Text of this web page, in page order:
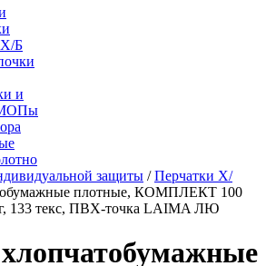
Х/Б
и
защиты /Перчатки Х/
плотные, КОМПЛЕКТ 100
133 текс, ПВХ-точка LAIMA ЛЮ